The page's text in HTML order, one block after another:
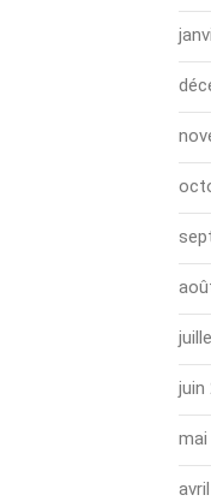
juin
mai